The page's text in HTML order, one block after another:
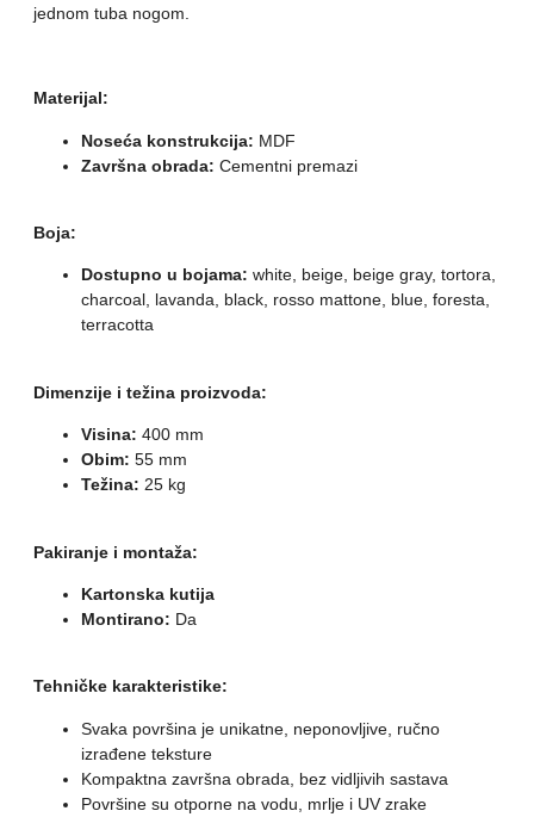
jednom tuba nogom.
Materijal:
Noseća konstrukcija: MDF
Završna obrada: Cementni premazi
Boja:
Dostupno u bojama: white, beige, beige gray, tortora,
charcoal, lavanda, black, rosso mattone, blue, foresta,
terracotta
Dimenzije i težina proizvoda:
Visina: 400 mm
Obim: 55 mm
Težina: 25 kg
Pakiranje i montaža:
Kartonska kutija
Montirano: Da
Tehničke karakteristike:
Svaka površina je unikatne, neponovljive, ručno
izrađene teksture
Kompaktna završna obrada, bez vidljivih sastava
Površine su otporne na vodu, mrlje i UV zrake